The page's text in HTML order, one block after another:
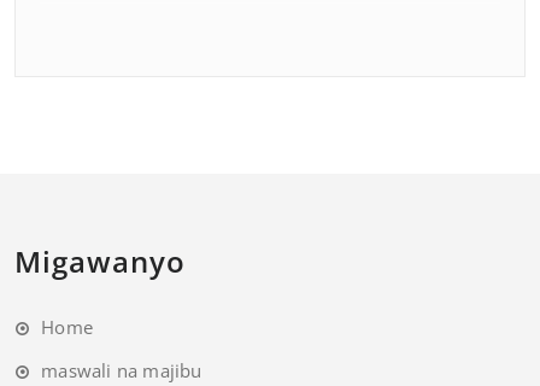
Migawanyo
Home
maswali na majibu